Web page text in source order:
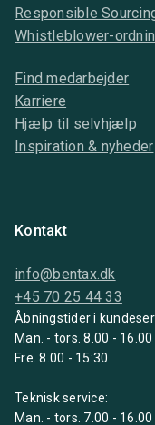
Responsible
Whistleblower-
Find medarbejder
Karriere
Hjælp til selvhjælp
Inspiration & nyheder
Kontakt
info@bentax.dk
+45 70 25 44 33
Åbningstider i
Man. - tors. 8.00 - 16.00
Fre. 8.00 - 15:30
Teknisk service:
Man. - tors. 7.00 - 16.00